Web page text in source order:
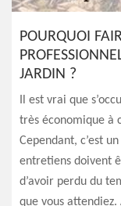
POURQUOI
JARDIN ?
Il est vrai que
très économique à
Cependant, c’est
entretiens doivent
d’avoir perdu du
que vous